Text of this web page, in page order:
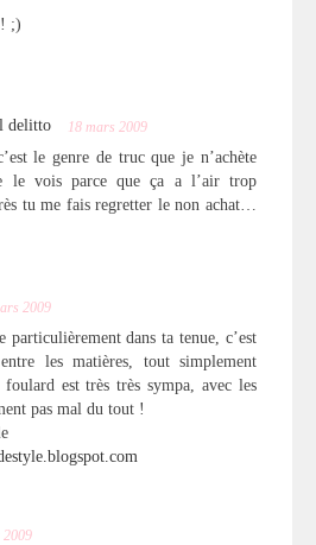
;)
delitto 18 mars 2009
le genre de truc que je n’achète
le vois parce que ça a l’air trop
tu me fais regretter le non achat…
2009
particulièrement dans ta tenue, c’est
les matières, tout simplement
est très très sympa, avec les
pas mal du tout !
2009